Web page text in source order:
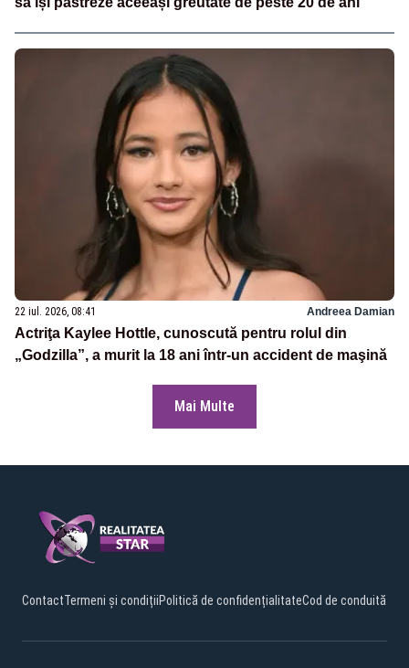
22 iul. 2026, 08:41 Andreea Damian
Actriţa Kaylee Hottle, cunoscută pentru rolul din
„Godzilla”, a murit la 18 ani într-un accident de maşină
Mai Multe
ContactTermeni și condițiiPolitică de confidențialitateCod de conduită